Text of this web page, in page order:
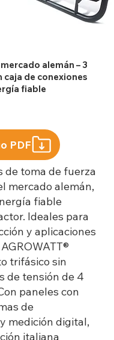
alemán – 3
de conexiones
fiable
PDF
de toma de fuerza
mercado alemán,
fiable
Ideales para
y aplicaciones
trifásico sin
de tensión de 4
paneles con
de
medición digital,
italiana